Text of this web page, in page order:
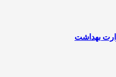
بهداشت